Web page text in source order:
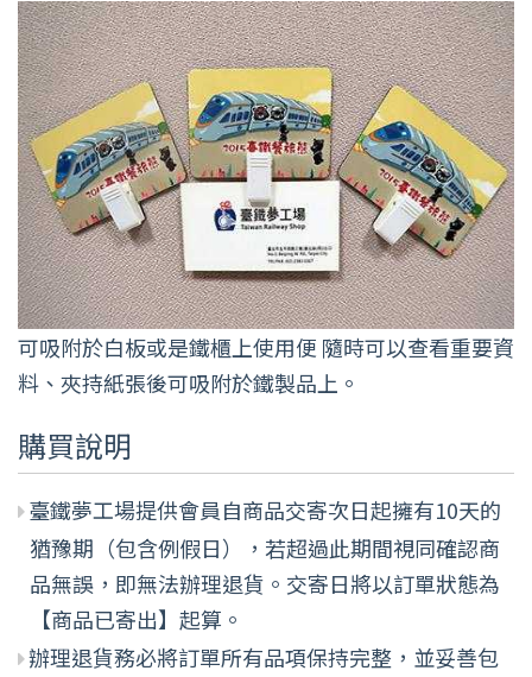
可吸附於白板或是鐵櫃上使用便 隨時可以查看重要資
料、夾持紙張後可吸附於鐵製品上。
購買說明
臺鐵夢工場提供會員自商品交寄次日起擁有10天的
猶豫期（包含例假日），若超過此期間視同確認商
品無誤，即無法辦理退貨。交寄日將以訂單狀態為
【商品已寄出】起算。
辦理退貨務必將訂單所有品項保持完整，並妥善包